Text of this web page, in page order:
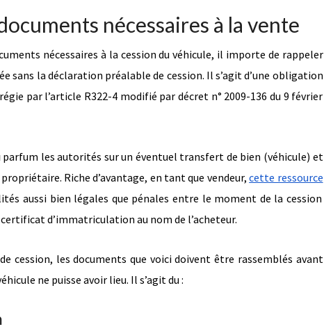
nécessaires à la vente
nécessaires à la cession du véhicule, il importe de rappeler
sans la déclaration préalable de cession. Il s’agit d’une obligation
par l’article R322-4 modifié par décret n° 2009-136 du 9 février
les autorités sur un éventuel transfert de bien (véhicule) et
Riche d’avantage, en tant que vendeur,cette ressource
aussi bien légales que pénales entre le moment de la cession
certificat d’immatriculation au nom de l’acheteur.
cession, les documents que voici doivent être rassemblés avant
ne puisse avoir lieu. Il s’agit du :